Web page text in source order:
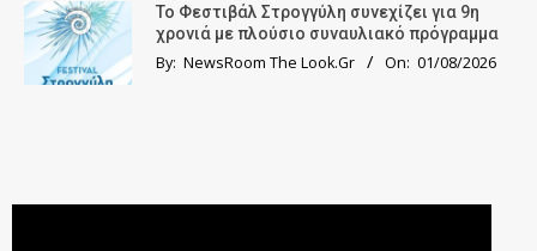
Το Φεστιβάλ Στρογγύλη συνεχίζει για 9η
χρονιά με πλούσιο συναυλιακό πρόγραμμα
By: NewsRoom The Look.Gr On: 01/08/2026